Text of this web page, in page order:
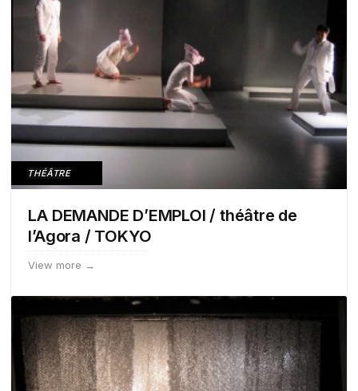
THÉÂTRE
LA DEMANDE D’EMPLOI / théâtre de
l’Agora / TOKYO
View more →